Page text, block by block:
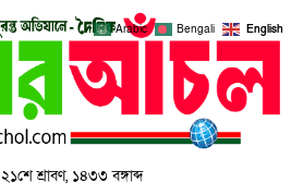
২১শে শ্রাবণ, ১৪৩৩ বঙ্গাব্দ
Arabic Bengali English